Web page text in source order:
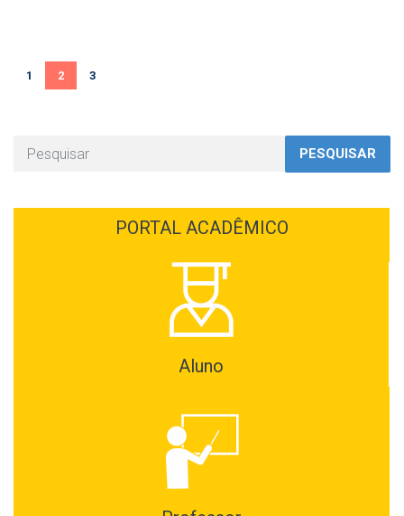
1 2 3
PESQUISAR
PORTAL ACADÊMICO
Aluno